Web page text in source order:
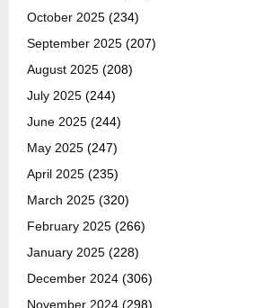
October 2025 (234)
September 2025 (207)
August 2025 (208)
July 2025 (244)
June 2025 (244)
May 2025 (247)
April 2025 (235)
March 2025 (320)
February 2025 (266)
January 2025 (228)
December 2024 (306)
November 2024 (298)